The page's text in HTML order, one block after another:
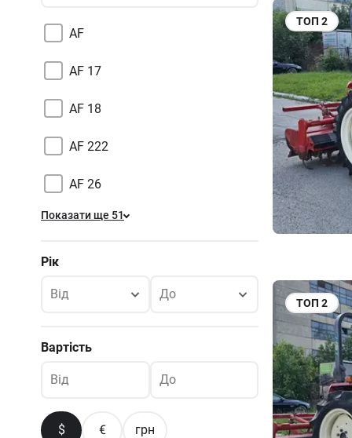
AF
AF 17
AF 18
AF 222
AF 26
Показати ще 51
Рік
Від До
Вартість
Від До
$ € грн
ТОП 2
ТОП 2